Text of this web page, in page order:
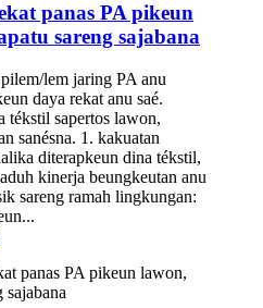
panas PA pikeun
sareng sajabana
lem jaring PA anu
daya rekat anu saé.
tékstil sapertos lawon,
sanésna. 1. kakuatan
diterapkeun dina tékstil,
kinerja beungkeutan anu
sareng ramah lingkungan: